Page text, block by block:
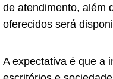
de atendimento, além
oferecidos será
A expectativa é que a